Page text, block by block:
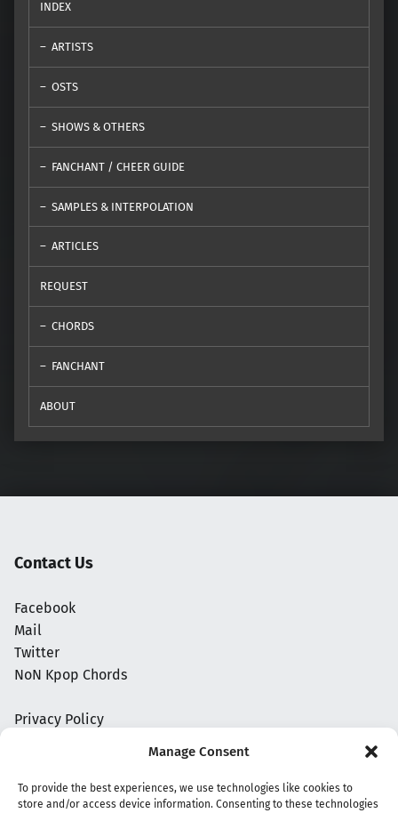
Manage Consent
To provide the best experiences, we use technologies like cookies to
store and/or access device information. Consenting to these technologies
INDEX
ARTISTS
OSTS
SHOWS & OTHERS
FANCHANT / CHEER GUIDE
SAMPLES & INTERPOLATION
ARTICLES
REQUEST
CHORDS
FANCHANT
ABOUT
Contact Us
Facebook
Mail
Twitter
NoN Kpop Chords
Privacy Policy